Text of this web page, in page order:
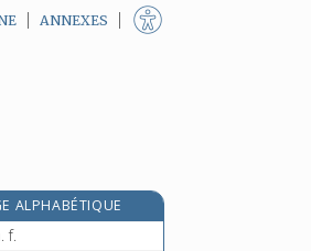
ANNEXES
ALPHABÉTIQUE
n. f.
f.